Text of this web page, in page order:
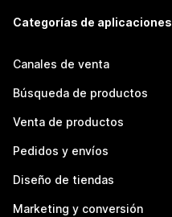
Categorías de aplicaciones
Canales de venta
Búsqueda de productos
Venta de productos
Pedidos y envíos
Diseño de tiendas
Marketing y conversión